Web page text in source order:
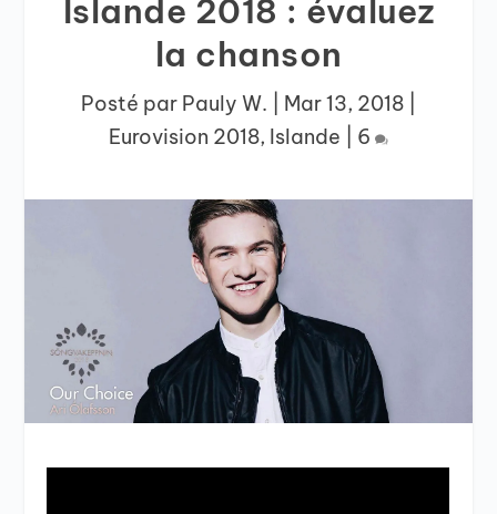
Islande 2018 : évaluez
la chanson
Posté par Pauly W. Mar 13, 2018
Eurovision 2018, Islande 6